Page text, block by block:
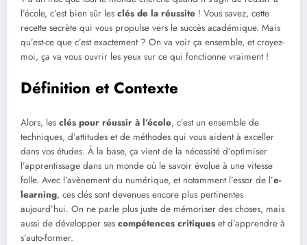
l’école, c’est bien sûr les clés de la réussite ! Vous savez, cette
recette secrète qui vous propulse vers le succès académique. Mais
qu’est-ce que c’est exactement ? On va voir ça ensemble, et croyez-
moi, ça va vous ouvrir les yeux sur ce qui fonctionne vraiment !
Définition et Contexte
Alors, les clés pour réussir à l’école, c’est un ensemble de
techniques, d’attitudes et de méthodes qui vous aident à exceller
dans vos études. À la base, ça vient de la nécessité d’optimiser
l’apprentissage dans un monde où le savoir évolue à une vitesse
folle. Avec l’avènement du numérique, et notamment l’essor de l’e-
learning, ces clés sont devenues encore plus pertinentes
aujourd’hui. On ne parle plus juste de mémoriser des choses, mais
aussi de développer ses compétences critiques et d’apprendre à
s’auto-former.